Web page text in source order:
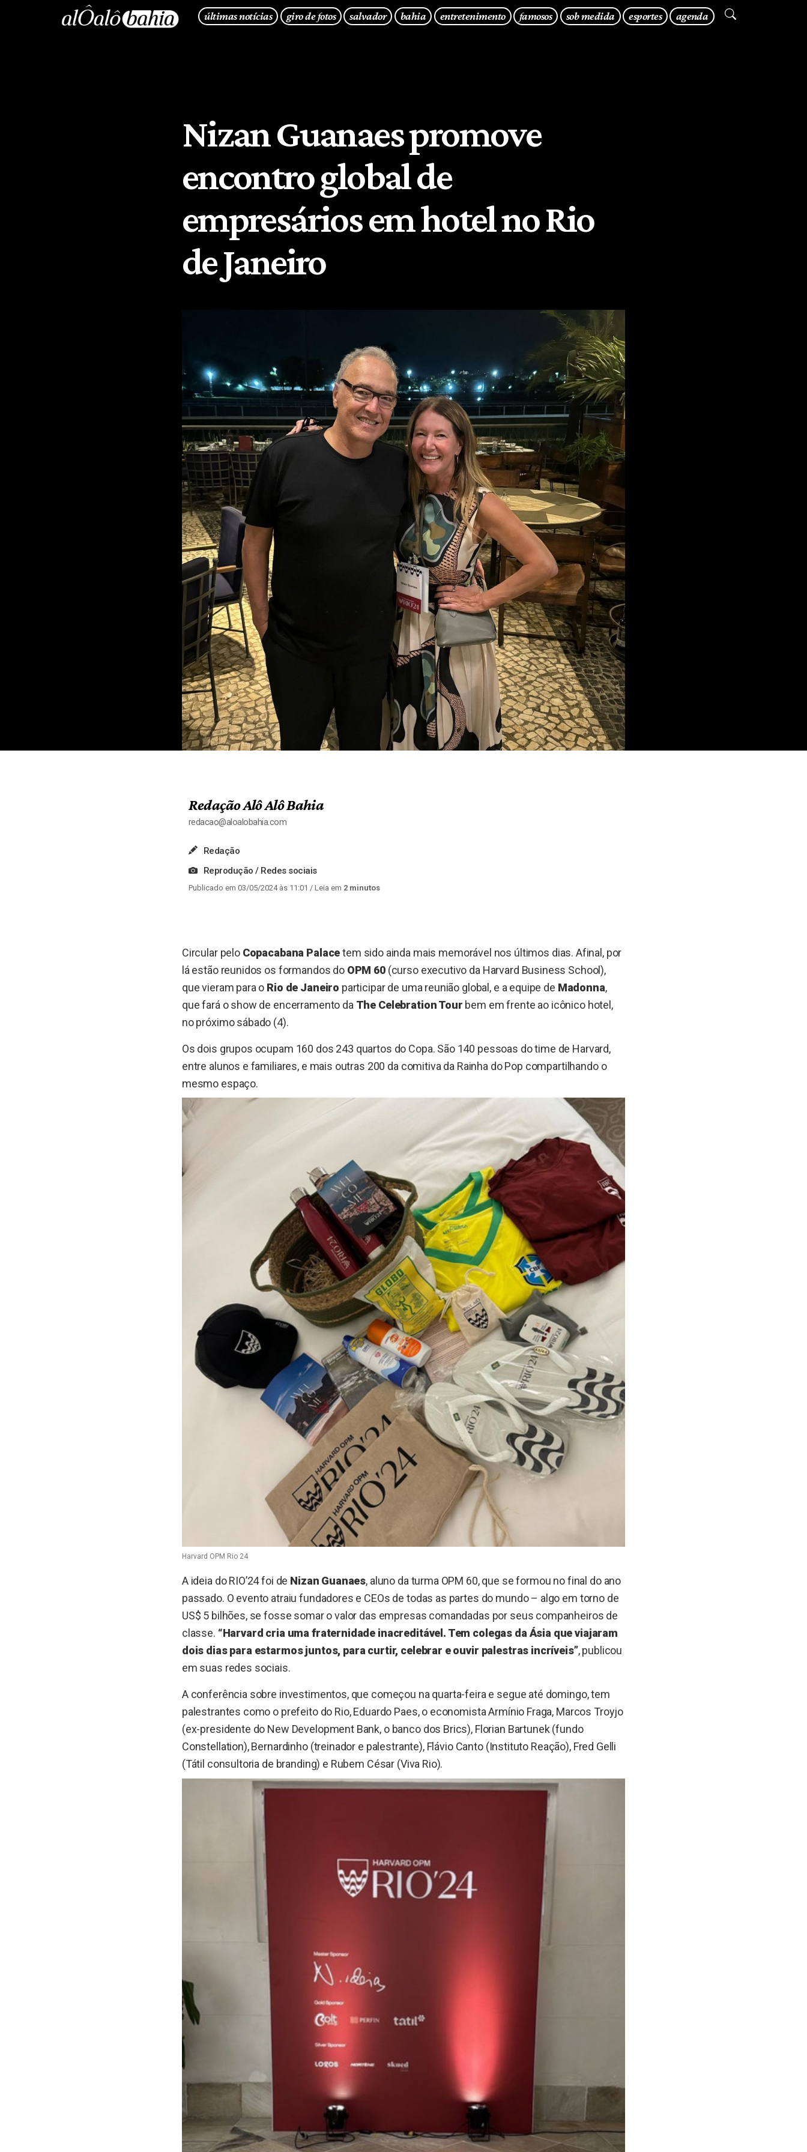
últimas notícias giro de fotos salvador bahia entretenimento famosos sob medida esportes agenda
Nizan Guanaes promove
encontro global de
empresários em hotel no Rio
de Janeiro
Redação Alô Alô Bahia
redacao@aloalobahia.com
Redação
Reprodução / Redes sociais
Publicado em 03/05/2024 às 11:01 / Leia em 2 minutos
Circular peloCopacabana Palacetem sido ainda mais memorável nos últimos dias. Afinal, por
lá estão reunidos os formandos doOPM 60(curso executivo da Harvard Business School),
que vieram para o Rio de Janeiro participar de uma reunião global, e a equipe de Madonna,
que fará o show de encerramento da The Celebration Tour bem em frente ao icônico hotel,
no próximo sábado (4).
Os dois grupos ocupam 160 dos 243 quartos do Copa. São 140 pessoas do time de Harvard,
entre alunos e familiares, e mais outras 200 da comitiva da Rainha do Pop compartilhando o
mesmo espaço.
Harvard OPM Rio 24
A ideia do RIO’24 foi de Nizan Guanaes, aluno da turma OPM 60, que se formou no final do ano
passado. O evento atraiu fundadores e CEOs de todas as partes do mundo – algo em torno de
US$ 5 bilhões, se fosse somar o valor das empresas comandadas por seus companheiros de
classe. “Harvard cria uma fraternidade inacreditável. Tem colegas da Ásia que viajaram
dois dias para estarmos juntos, para curtir, celebrar e ouvir palestras incríveis”, publicou
em suas redes sociais.
A conferência sobre investimentos, que começou na quarta-feira e segue até domingo, tem
palestrantes como o prefeito do Rio, Eduardo Paes, o economista Armínio Fraga, Marcos Troyjo
(ex-presidente do New Development Bank, o banco dos Brics), Florian Bartunek (fundo
Constellation), Bernardinho (treinador e palestrante), Flávio Canto (Instituto Reação), Fred Gelli
(Tátil consultoria de branding) e Rubem César (Viva Rio).